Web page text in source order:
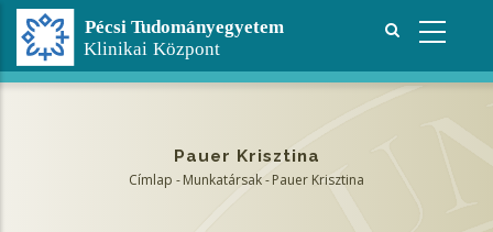
Ugrás
tartalomra
Pauer Krisztina
Címlap -Munkatársak-Pauer Krisztina